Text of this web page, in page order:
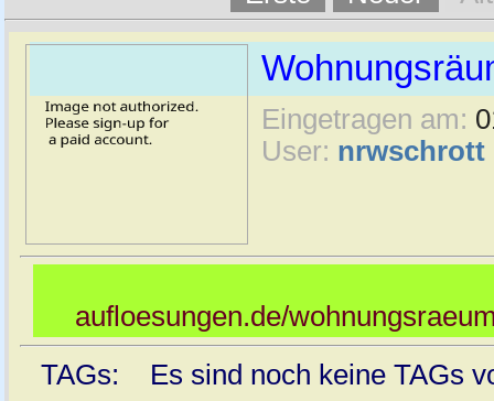
Eingetragen am:
User: nrwschrott
aufloesungen.de/
TAGs: Es sind noch keine TAGs